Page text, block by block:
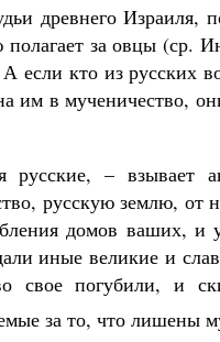
древнего Израиля,
за овцы (ср.
если кто из русских
им в мученичество,
русские, – взывает
русскую землю,
домов ваших, и
иные великие и
свое погубили, и
за то, что лишены